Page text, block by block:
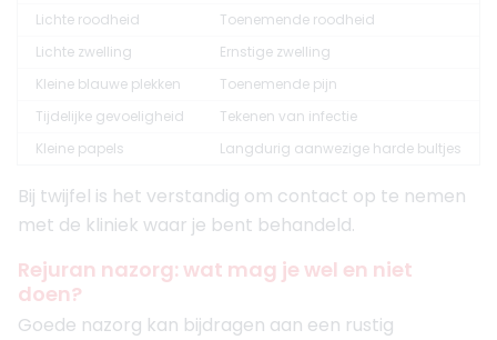
Lichte roodheid
Toenemende roodheid
Lichte zwelling
Ernstige zwelling
Kleine blauwe plekken
Toenemende pijn
Tijdelijke gevoeligheid
Tekenen van infectie
Kleine papels
Langdurig aanwezige harde bultjes
Bij twijfel is het verstandig om contact op te nemen
met de kliniek waar je bent behandeld.
Rejuran nazorg: wat mag je wel en niet
doen?
Goede nazorg kan bijdragen aan een rustig